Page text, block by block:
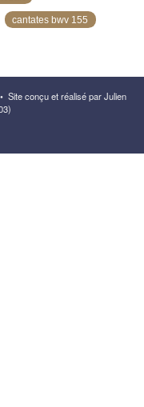
cantates bwv 155
• Site conçu et réalisé par Julien